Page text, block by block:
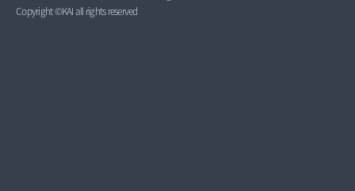
Copyright ©KAI all rights reserved